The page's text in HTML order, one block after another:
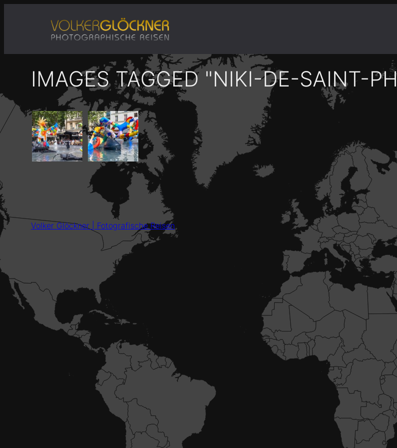
IMAGES TAGGED "NIKI-DE-SAINT-
Volker Glöckner | Fotografische Reisen